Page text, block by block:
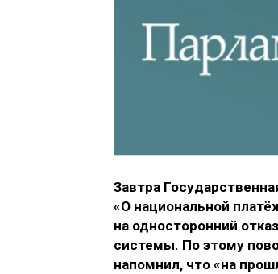
Завтра
«О национальной
на односторонний
системы. По этому
напомнил, что «на